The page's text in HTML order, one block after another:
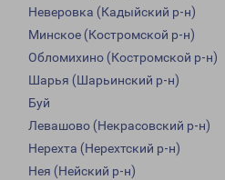
Неверовка (Кадыйский р-н)
Минское (Костромской р-н)
Обломихино (Костромской р-н)
Шарья (Шарьинский р-н)
Буй
Левашово (Некрасовский р-н)
Нерехта (Нерехтский р-н)
Нея (Нейский р-н)